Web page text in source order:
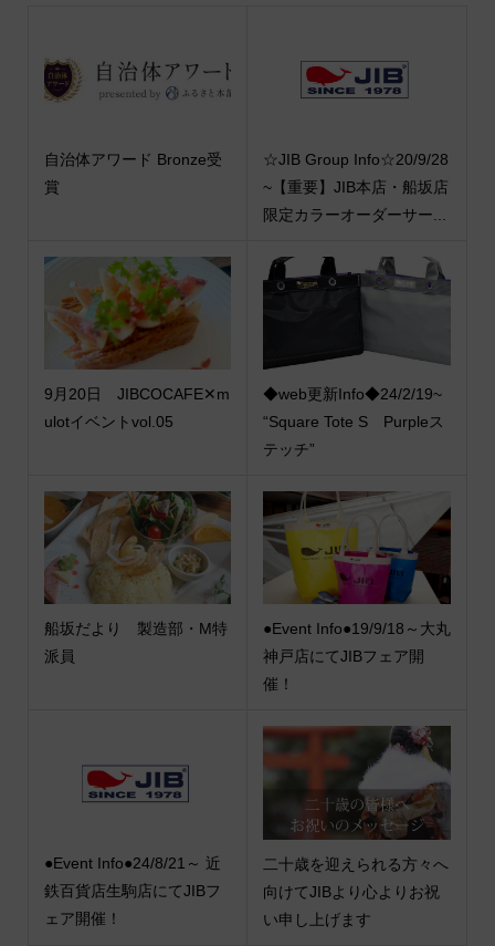
自治体アワード Bronze受
賞
☆JIB Group Info☆20/9/28
~【重要】JIB本店・船坂店
限定カラーオーダーサー...
9月20日 JIBCOCAFE✕m
ulotイベントvol.05
◆web更新Info◆24/2/19~
“Square Tote S Purpleス
テッチ”
船坂だより 製造部・M特
派員
●Event Info●19/9/18～大丸
神戸店にてJIBフェア開
催！
●Event Info●24/8/21～ 近
鉄百貨店生駒店にてJIBフ
ェア開催！
二十歳を迎えられる方々へ
向けてJIBより心よりお祝
い申し上げます